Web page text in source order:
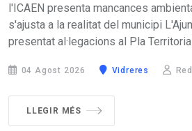
l'ICAEN presenta mancances
s'ajusta a la realitat del municipi
presentat al·legacions al Pla
04 Agost 2026 Vidreres
LLEGIR MÉS